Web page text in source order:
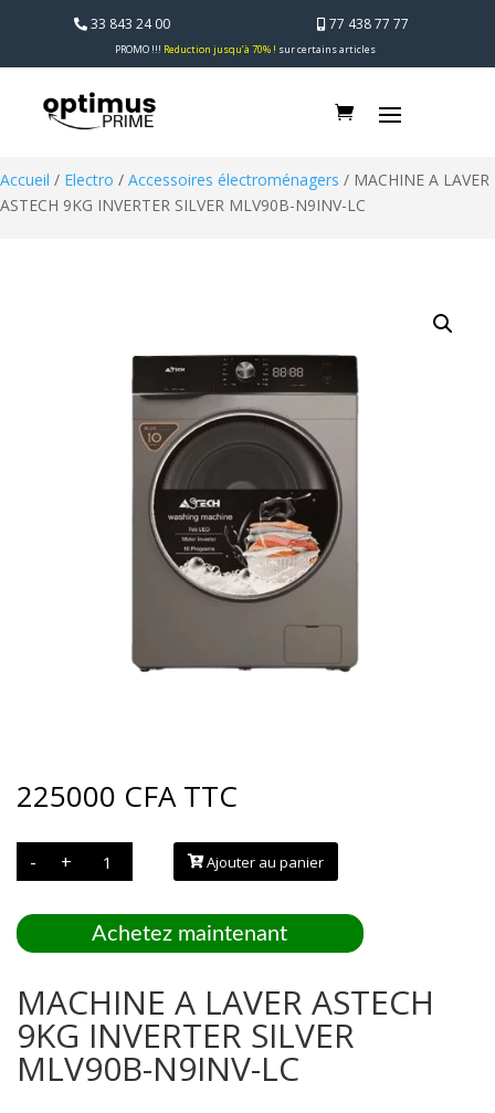
33 843 24 00 77 438 77 77
PROMO !!! Reduction jusqu’à 70% ! sur certains articles
Accueil / Electro / Accessoires électroménagers / MACHINE A LAVER
ASTECH 9KG INVERTER SILVER MLV90B-N9INV-LC
225000 CFA TTC
-
quantité
MACHINE
LAVER
ASTECH
9KG
INVERTER
MLV90B-
N9INV-
LC
+ Ajouter au panier
Achetez maintenant
MACHINE A LAVER ASTECH
9KG INVERTER SILVER
MLV90B-N9INV-LC